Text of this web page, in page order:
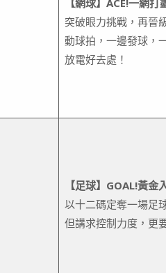
【網球】ACE!一網打
突破眼力挑戰，再晉
動球拍，一邊發球，
放電好去處！
【足球】GOAL!黃金
以十二碼定奪一場足
但講求控制力度，更